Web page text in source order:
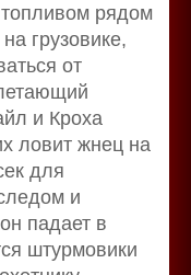
рядом
грузовике,
от
и Кроха
ловит жнец на
для
и
падает в
штурмовики